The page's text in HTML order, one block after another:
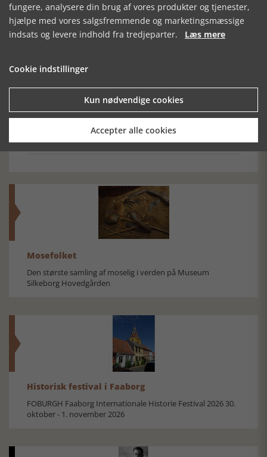
SE RELATEREDE ARTIKLER
UDSTYKNINGERNE
LINDERSVOLD
MED VINDEN
SOM VIDNE
RUDKØBING
Mosefolket
Den største samling af moselig i verden på Museum
Silkeborg Hovedgården
Historisk festival i Faaborg
FOBURGH Faaborg Internationale Historie Festival 2026 30.
oktober - 1. november 2026
fungere, analysere din brug af vores produkter og tjenester,
hjælpe med vores salgsfremmende og marketingsmæssige
indsats og levere indhold fra tredjeparter. Læs mere
Cookie indstillinger
Kun nødvendige cookies
Accepter alle cookies